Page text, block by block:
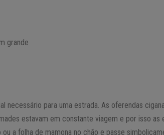
grande
necessário para uma estrada. As oferendas
estavam em constante viagem e por isso as
a folha de mamona no chão e passe